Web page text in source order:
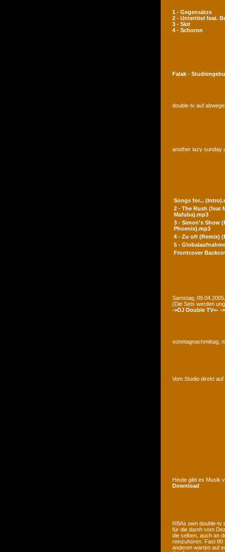
1 - Gegensätze
2 - Untertitel feat.
3 - Skit
4 - Schoron
Falak -
double-tv auf
another lazy sunday
Songs for...
2 - The Rush (feat
Mafuba).mp3
3 - Simon's Show
Phoenix).mp3
4 - Zu oft (Remix)
5 -
Frontcover
Samstag,
(Die Sets werden
->DJ Double TV<- -
sonntagnachmittag,
Vom Studio direkt
Heute gibt es Musik
Download
RBAs own double-tv
für die damh vom
die selben, auch an
reinzuhören. Fast 80
anderen warten auf